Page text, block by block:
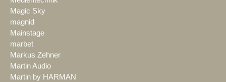
Magic Sky
magnid
Mainstage
marbet
Markus Zehner
Martin Audio
Martin by HARMAN